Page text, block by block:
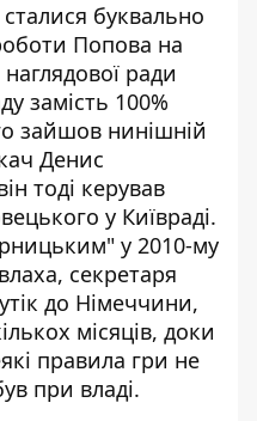
буквально
Попова на
наглядової ради
замість 100%
зайшов нинішній
Денис
тоді керував
у Київраді.
у 2010-му
секретаря
до Німеччини,
місяців, доки
правила гри не
при владі.